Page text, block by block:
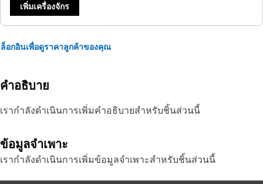
เพิ่มเครื่องจักร
ล็อกอินเพื่อดูราคาลูกค้าของคุณ
คำอธิบาย
เรากำลังดำเนินการเพิ่มคำอธิบายสำหรับชิ้นส่วนนี้
ข้อมูลจำเพาะ
เรากำลังดำเนินการเพิ่มข้อมูลจำเพาะสำหรับชิ้นส่วนนี้